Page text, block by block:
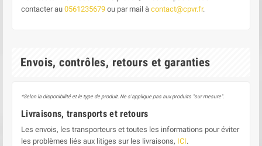
contacter au 0561235679 ou par mail à contact@cpvr.fr.
Envois, contrôles, retours et garanties
*Selon la disponibilité et le type de produit. Ne s'applique pas aux produits "sur mesure".
Livraisons, transports et retours
Les envois, les transporteurs et toutes les informations pour éviter
les problèmes liés aux litiges sur les livraisons, ICI.